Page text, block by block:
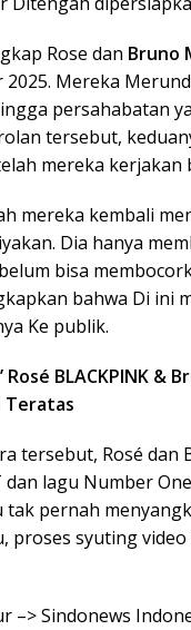
Rose dan Bruno
2025. Mereka
persahabatan
tersebut,
mereka kerjakan
mereka kembali
Dia hanya
bisa
bahwa Di ini
Ke publik.
Rosé BLACKPINK
Teratas
tersebut, Rosé
lagu Number
pernah
proses syuting
–> Sindonews